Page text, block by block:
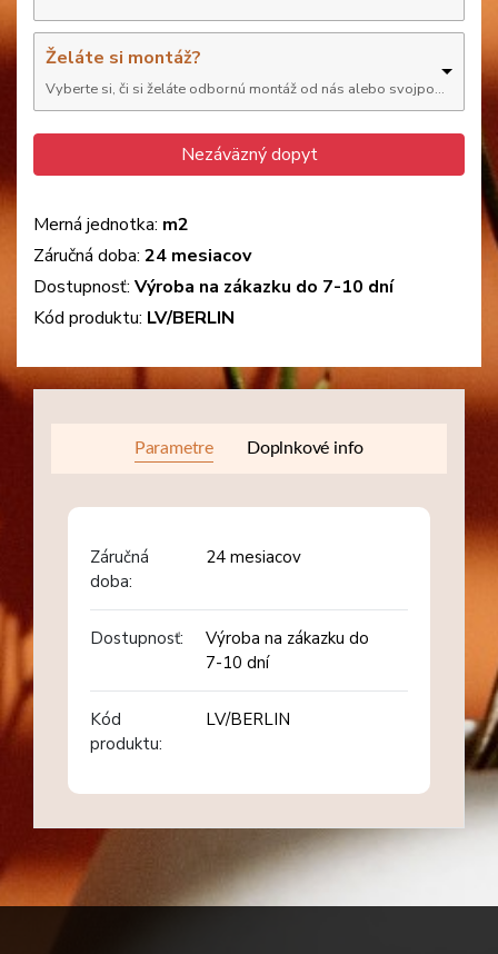
Želáte si montáž?
Vyberte si, či si želáte odbornú montáž od nás alebo svojpomocne
Nezáväzný dopyt
Merná jednotka: m2
Záručná doba: 24 mesiacov
Dostupnosť: Výroba na zákazku do 7-10 dní
Kód produktu: LV/BERLIN
Parametre Doplnkové info
Záručná
doba:
24 mesiacov
Dostupnosť:
Výroba na zákazku do
7-10 dní
Kód
produktu:
LV/BERLIN